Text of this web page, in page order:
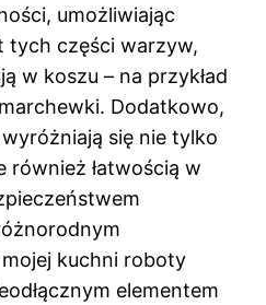
umożliwiając
tych części warzyw,
w koszu – na przykład
Dodatkowo,
się nie tylko
również łatwością w
kuchni roboty
elementem